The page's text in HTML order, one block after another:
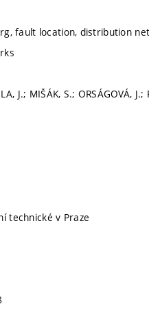
fault location, distribution
J.; MIŠÁK, S.; ORSÁGOVÁ,
technické v Praze